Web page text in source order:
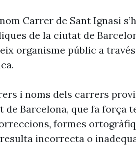
Carrer de Sant Ignasi
de la ciutat de
organisme públic a
i noms dels carrers
de Barcelona, que fa força
formes
incorrecta o